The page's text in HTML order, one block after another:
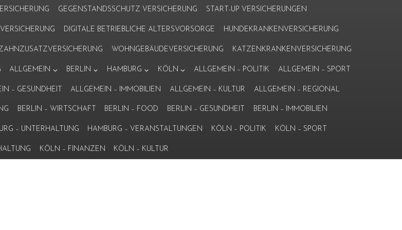
GEGENSTANDSSCHUTZ VERSICHERUNG START-UP VERSICHERUNGEN
DIGITALE BETRIEBLICHE ALTERSVORSORGE HUNDEKRANKENVERSICHERUNG
WOHNGEBÄUDEVERSICHERUNG KATZENKRANKENVERSICHERUNG
ALLGEMEIN BERLIN HAMBURG KÖLN ALLGEMEIN – POLITIK ALLGEMEIN – SPORT
– GESUNDHEIT ALLGEMEIN – IMMOBILIEN ALLGEMEIN – KULTUR ALLGEMEIN – REGIONAL
BERLIN – WIRTSCHAFT BERLIN – FOOD BERLIN – GESUNDHEIT BERLIN – IMMOBILIEN
– UNTERHALTUNG HAMBURG – VERANSTALTUNGEN KÖLN – POLITIK KÖLN – SPORT
KÖLN – FINANZEN KÖLN – KULTUR